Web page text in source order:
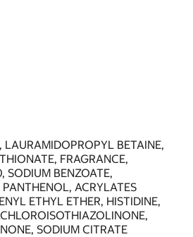
BETAINE,
FRAGRANCE,
SODIUM BENZOATE,
ACRYLATES
ETHYL ETHER, HISTIDINE,
SODIUM CITRATE